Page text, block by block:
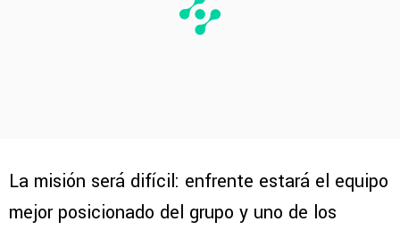
La misión será difícil: enfrente estará el equipo
mejor posicionado del grupo y uno de los